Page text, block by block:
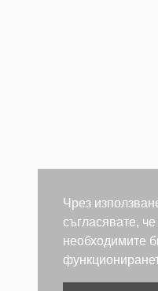
Чрез
съгласявате,
необходимите